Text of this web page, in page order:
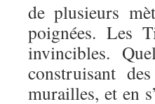
de plusieurs
poignées. Les
invincibles.
construisant
murailles, et en